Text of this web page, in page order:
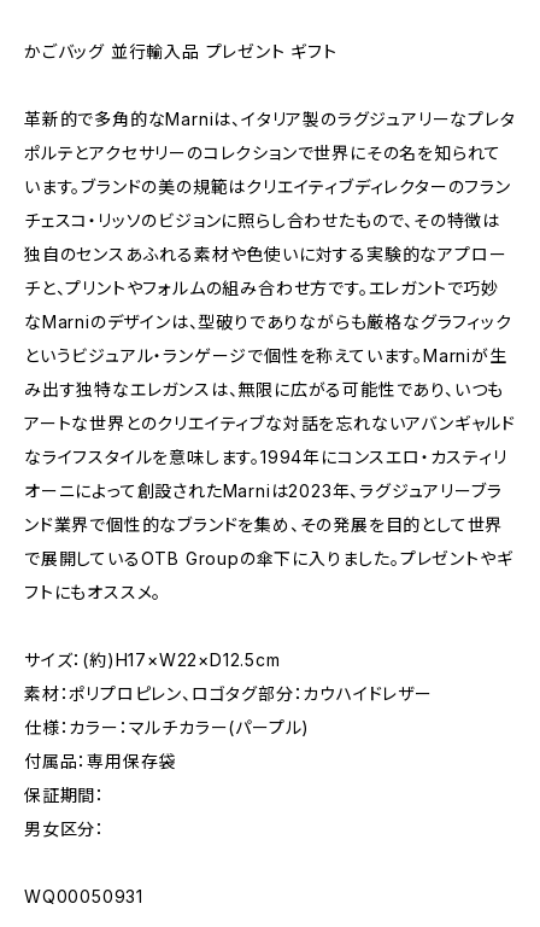
かごバッグ 並行輸入品 プレゼント ギフト
革新的で多角的なMarniは、イタリア製のラグジュアリーなプレタ
ポルテとアクセサリーのコレクションで世界にその名を知られて
います。ブランドの美の規範はクリエイティブディレクターのフラン
チェスコ・リッソのビジョンに照らし合わせたもので、その特徴は
独自のセンスあふれる素材や色使いに対する実験的なアプロー
チと、プリントやフォルムの組み合わせ方です。エレガントで巧妙
なMarniのデザインは、型破りでありながらも厳格なグラフィック
というビジュアル・ランゲージで個性を称えています。Marniが生
み出す独特なエレガンスは、無限に広がる可能性であり、いつも
アートな世界とのクリエイティブな対話を忘れないアバンギャルド
なライフスタイルを意味します。1994年にコンスエロ・カスティリ
オーニによって創設されたMarniは2023年、ラグジュアリーブラ
ンド業界で個性的なブランドを集め、その発展を目的として世界
で展開しているOTB Groupの傘下に入りました。プレゼントやギ
フトにもオススメ。
サイズ：(約)H17×W22×D12.5cm
素材：ポリプロピレン、ロゴタグ部分：カウハイドレザー
仕様：カラー：マルチカラー(パープル)
付属品：専用保存袋
保証期間：
男女区分：
WQ00050931